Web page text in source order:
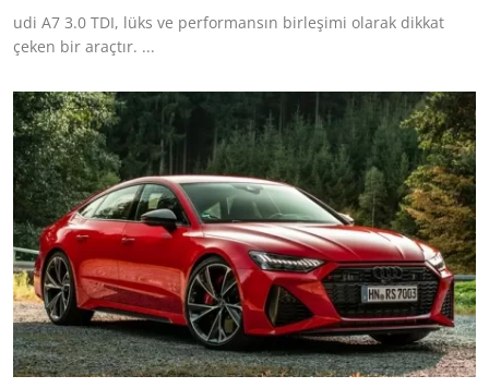
udi A7 3.0 TDI, lüks ve performansın birleşimi olarak dikkat
çeken bir araçtır. ...